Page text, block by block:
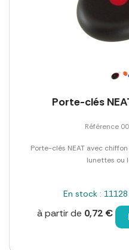
Porte-clés
Référence
Porte-clés NEAT avec
lunettes ou
En stock :
à partir de 0,72 €